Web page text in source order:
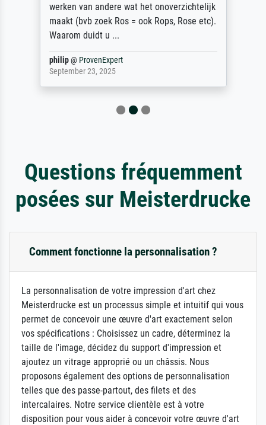
werken van andere wat het onoverzichtelijk
maakt (bvb zoek Ros = ook Rops, Rose etc).
Waarom duidt u ...
philip@ ProvenExpert
September 23, 2025
Questions fréquemment
posées sur Meisterdrucke
Comment fonctionne la personnalisation ?
La personnalisation de votre impression d'art chez
Meisterdrucke est un processus simple et intuitif qui vous
permet de concevoir une œuvre d'art exactement selon
vos spécifications : Choisissez un cadre, déterminez la
taille de l'image, décidez du support d'impression et
ajoutez un vitrage approprié ou un châssis. Nous
proposons également des options de personnalisation
telles que des passe-partout, des filets et des
intercalaires. Notre service clientèle est à votre
disposition pour vous aider à concevoir votre œuvre d'art